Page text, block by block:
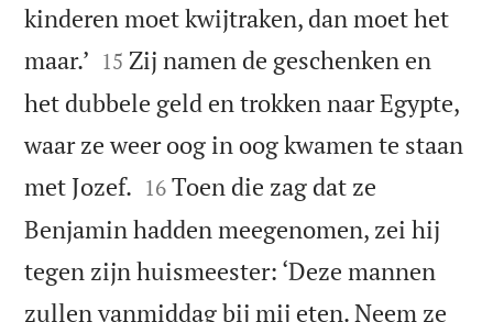
kinderen moet kwijtraken, dan moet het
maar.’ 

15 Zij namen de geschenken en
het dubbele geld en trokken naar Egypte,
waar ze weer oog in oog kwamen te staan
met Jozef. 

16 Toen die zag dat ze
Benjamin hadden meegenomen, zei hij
tegen zijn huismeester: ‘Deze mannen
zullen vanmiddag bij mij eten. Neem ze